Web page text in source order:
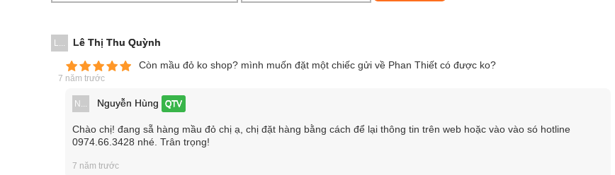
L...
Lê Thị Thu Quỳnh
Còn mầu đỏ ko shop? mình muốn đặt một chiếc gửi về Phan Thiết có được ko?
7 năm trước
N... Nguyễn Hùng QTV
Chào chị! đang sẵ hàng mầu đỏ chị ạ, chị đặt hàng bằng cách để lại thông tin trên web hoặc vào vào só hotline
0974.66.3428 nhé. Trân trọng!
7 năm trước